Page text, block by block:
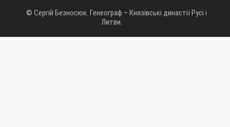
© Сергій Безносюк. Генеограф – Князівські династії Русі і
Литви.